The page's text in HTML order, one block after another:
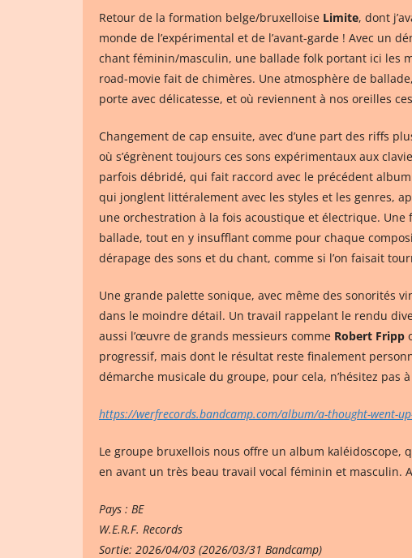
Retour de la formation belge/bruxelloise Limite, dont
monde de l’expérimental et de l’avant-garde ! Avec un
chant féminin/masculin, une ballade folk portant ici les
road-movie fait de chimères. Une atmosphère de
porte avec délicatesse, et où reviennent à nos oreilles
Changement de cap ensuite, avec d’une part des riffs
où s’égrènent toujours ces sons expérimentaux aux
parfois débridé, qui fait raccord avec le précédent
qui jonglent littéralement avec les styles et les genres,
une orchestration à la fois acoustique et électrique.
ballade, tout en y insufflant comme pour chaque
dérapage des sons et du chant, comme si l’on faisait
Une grande palette sonique, avec même des sonorités
dans le moindre détail. Un travail rappelant le rendu
aussi l’œuvre de grands messieurs comme Robert Fripp
progressif, mais dont le résultat reste finalement
démarche musicale du groupe, pour cela, n’hésitez pas
https://werfrecords.bandcamp.com/album/a-thought-went-
Le groupe bruxellois nous offre un album
en avant un très beau travail vocal féminin et masculin.
Pays : BE
W.E.R.F. Records
Sortie: 2026/04/03 (2026/03/31 Bandcamp)